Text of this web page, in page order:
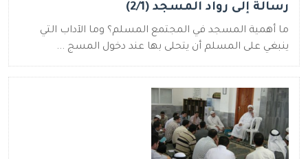
رسالة إلى رواد المسجد (2/1)
ما أهمية المسجد في المجتمع المسلم؟ وما الآداب التي
ينبغي على المسلم أن يتحلى بها عند دخول المسج ...